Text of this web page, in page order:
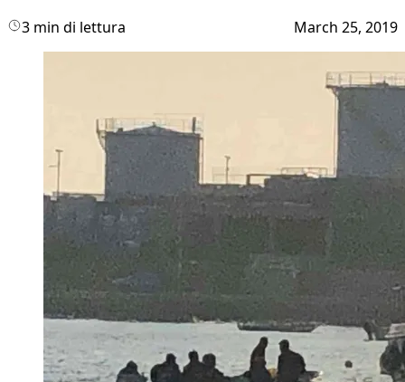
3 min di lettura March 25, 2019